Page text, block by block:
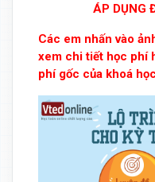
ÁP DỤNG
Các em nhấn vào
xem chi tiết học phí
phí gốc của khoá